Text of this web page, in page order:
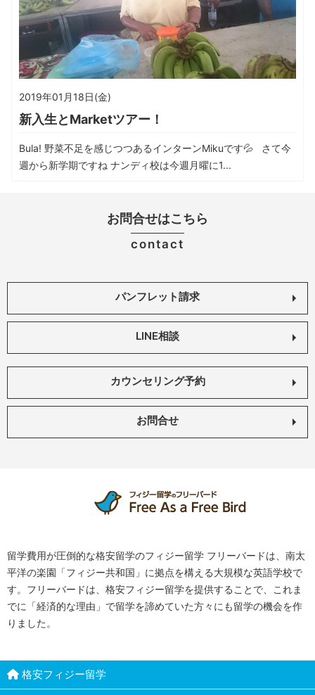
2019年01月18日(金)
新入生とMarketツアー！
Bula! 野菜不足を感じつつあるインターンMikuです💦 さて今
週から新学期ですね ナンディ校は今週月曜に1...
お問合せはこちら
contact
パンフレット請求
LINE相談
カウンセリング予約
お問合せ
留学費用が圧倒的な格安留学のフィジー留学 フリーバードは、南太
平洋の楽園「フィジー共和国」に拠点を構える大規模な英語学校で
す。フリーバードは、格安フィジー留学を提供することで、これま
でに「経済的な理由」で留学を諦めていた方々にも留学の機会を作
りました。
格安フィジー留学